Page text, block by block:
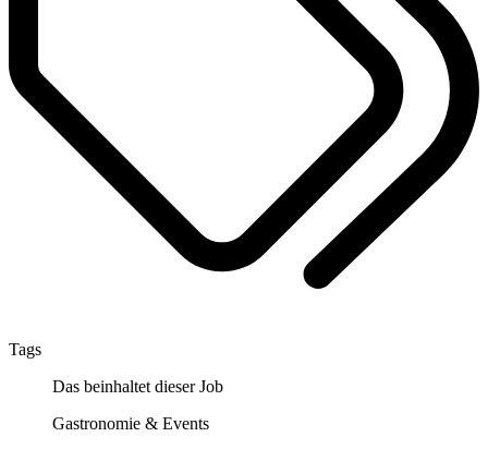
Tags
Das beinhaltet dieser Job
Gastronomie & Events